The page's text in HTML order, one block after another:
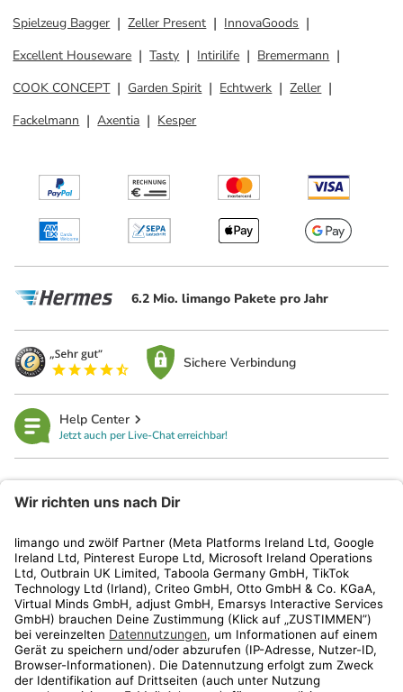
Spielzeug Bagger
Zeller Present
InnovaGoods
Excellent Houseware
Tasty Intirilife
Bremermann
COOK CONCEPT
Garden Spirit Echtwerk
Zeller
Fackelmann
Axentia Kesper
6.2 Mio. limango Pakete pro Jahr
Sichere Verbindung
Help Center
Jetzt auch per Live-Chat erreichbar!
Kundenservice
Shop
Aktionen
Travel